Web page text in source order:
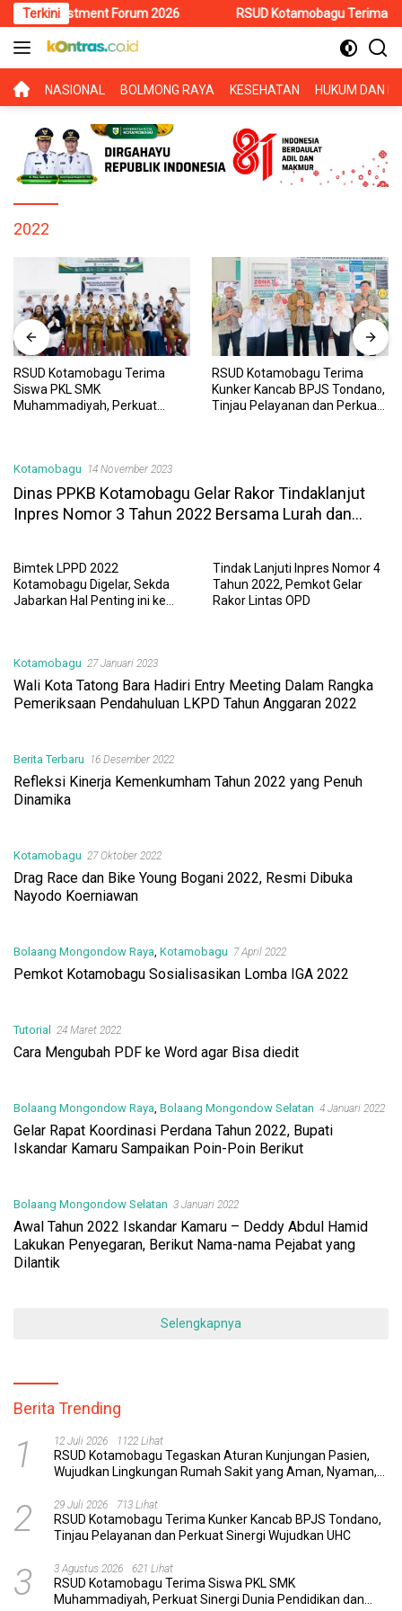
Langsung
ke
konten
Terkini Forum 2026 RSUD Kotamobagu Terima Siswa
BERANDA
NASIONAL BOLMONG RAYA KESEHATAN HUKUM DAN
2022
RSUD Kotamobagu Terima
Siswa PKL SMK
Muhammadiyah, Perkuat
RSUD Kotamobagu Terima
Kunker Kancab BPJS Tondano,
Tinjau Pelayanan dan Perkuat
Kotamobagu 14 November 2023
Dinas PPKB Kotamobagu Gelar Rakor Tindaklanjut
Inpres Nomor 3 Tahun 2022 Bersama Lurah dan
Bimtek LPPD 2022
Kotamobagu Digelar, Sekda
Jabarkan Hal Penting ini ke
Tindak Lanjuti Inpres Nomor 4
Tahun 2022, Pemkot Gelar
Rakor Lintas OPD
Kotamobagu 27 Januari 2023
Wali Kota Tatong Bara Hadiri Entry Meeting Dalam Rangka
Pemeriksaan Pendahuluan LKPD Tahun Anggaran 2022
Berita Terbaru 16 Desember 2022
Refleksi Kinerja Kemenkumham Tahun 2022 yang Penuh
Dinamika
Kotamobagu 27 Oktober 2022
Drag Race dan Bike Young Bogani 2022, Resmi Dibuka
Nayodo Koerniawan
Bolaang Mongondow Raya, Kotamobagu 7 April 2022
Pemkot Kotamobagu Sosialisasikan Lomba IGA 2022
Tutorial 24 Maret 2022
Cara Mengubah PDF ke Word agar Bisa diedit
Bolaang Mongondow Raya, Bolaang Mongondow Selatan 4 Januari 2022
Gelar Rapat Koordinasi Perdana Tahun 2022, Bupati
Iskandar Kamaru Sampaikan Poin-Poin Berikut
Bolaang Mongondow Selatan 3 Januari 2022
Awal Tahun 2022 Iskandar Kamaru – Deddy Abdul Hamid
Lakukan Penyegaran, Berikut Nama-nama Pejabat yang
Dilantik
Selengkapnya
Berita Trending
1 12 Juli 2026 1122 Lihat
RSUD Kotamobagu Tegaskan Aturan Kunjungan Pasien,
Wujudkan Lingkungan Rumah Sakit yang Aman, Nyaman,
2 29 Juli 2026 713 Lihat
RSUD Kotamobagu Terima Kunker Kancab BPJS Tondano,
Tinjau Pelayanan dan Perkuat Sinergi Wujudkan UHC
3 3 Agustus 2026 621 Lihat
RSUD Kotamobagu Terima Siswa PKL SMK
Muhammadiyah, Perkuat Sinergi Dunia Pendidikan dan